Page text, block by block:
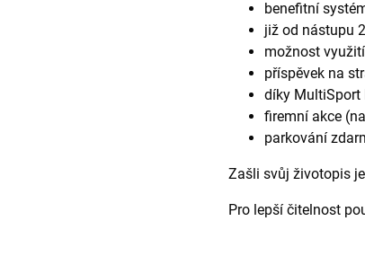
benefitní
již od nástupu
možnost
příspěvek na
díky MultiSport
firemní akce
parkování
Zašli svůj životopis
Pro lepší čitelnost